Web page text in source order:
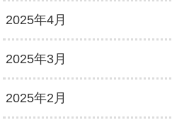
2025年4月
2025年3月
2025年2月